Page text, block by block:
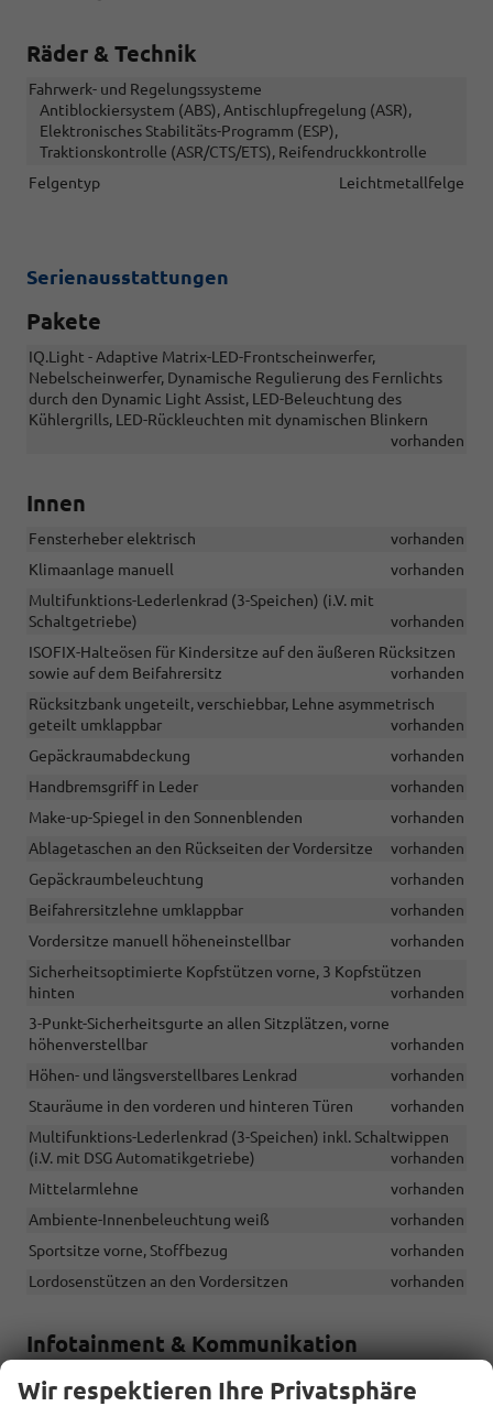
Räder & Technik
Fahrwerk- und Regelungssysteme
Antiblockiersystem (ABS), Antischlupfregelung (ASR),
Elektronisches Stabilitäts-Programm (ESP),
Traktionskontrolle (ASR/CTS/ETS), Reifendruckkontrolle
Felgentyp
Leichtmetallfelge
Serienausstattungen
Pakete
IQ.Light - Adaptive Matrix-LED-Frontscheinwerfer,
Nebelscheinwerfer, Dynamische Regulierung des Fernlichts
durch den Dynamic Light Assist, LED-Beleuchtung des
Kühlergrills, LED-Rückleuchten mit dynamischen Blinkern
vorhanden
Innen
Fensterheber elektrisch
vorhanden
Klimaanlage manuell
vorhanden
Multifunktions-Lederlenkrad (3-Speichen) (i.V. mit
Schaltgetriebe)
vorhanden
ISOFIX-Halteösen für Kindersitze auf den äußeren Rücksitzen
sowie auf dem Beifahrersitz
vorhanden
Rücksitzbank ungeteilt, verschiebbar, Lehne asymmetrisch
geteilt umklappbar
vorhanden
Gepäckraumabdeckung
vorhanden
Handbremsgriff in Leder
vorhanden
Make-up-Spiegel in den Sonnenblenden
vorhanden
Ablagetaschen an den Rückseiten der Vordersitze
vorhanden
Gepäckraumbeleuchtung
vorhanden
Beifahrersitzlehne umklappbar
vorhanden
Vordersitze manuell höheneinstellbar
vorhanden
Sicherheitsoptimierte Kopfstützen vorne, 3 Kopfstützen
hinten
vorhanden
3-Punkt-Sicherheitsgurte an allen Sitzplätzen, vorne
höhenverstellbar
vorhanden
Höhen- und längsverstellbares Lenkrad
vorhanden
Stauräume in den vorderen und hinteren Türen
vorhanden
Multifunktions-Lederlenkrad (3-Speichen) inkl. Schaltwippen
(i.V. mit DSG Automatikgetriebe)
vorhanden
Mittelarmlehne
vorhanden
Ambiente-Innenbeleuchtung weiß
vorhanden
Sportsitze vorne, Stoffbezug
vorhanden
Lordosenstützen an den Vordersitzen
vorhanden
Infotainment & Kommunikation
Freisprecheinrichtung, Bluetooth
Wir respektieren Ihre Privatsphäre